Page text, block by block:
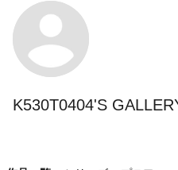
K530T0404'S